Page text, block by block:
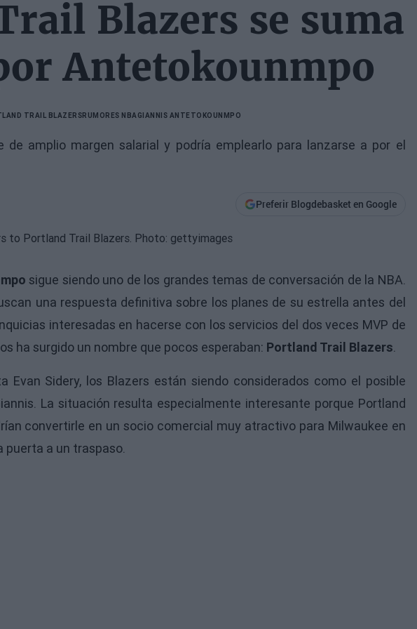
Blazers se suma
Antetokounmpo
TRAIL BLAZERSRUMORES NBAGIANNIS ANTETOKOUNMPO
de amplio margen salarial y podría emplearlo para lanzarse a por el
Preferir Blogdebasket en Google
sigue siendo uno de los grandes temas de conversación de la NBA.
una respuesta definitiva sobre los planes de su estrella antes del
interesadas en hacerse con los servicios del dos veces MVP de
ha surgido un nombre que pocos esperaban: Portland Trail Blazers.
Evan Sidery, los Blazers están siendo considerados como el posible
La situación resulta especialmente interesante porque Portland
convertirle en un socio comercial muy atractivo para Milwaukee en
puerta a un traspaso.